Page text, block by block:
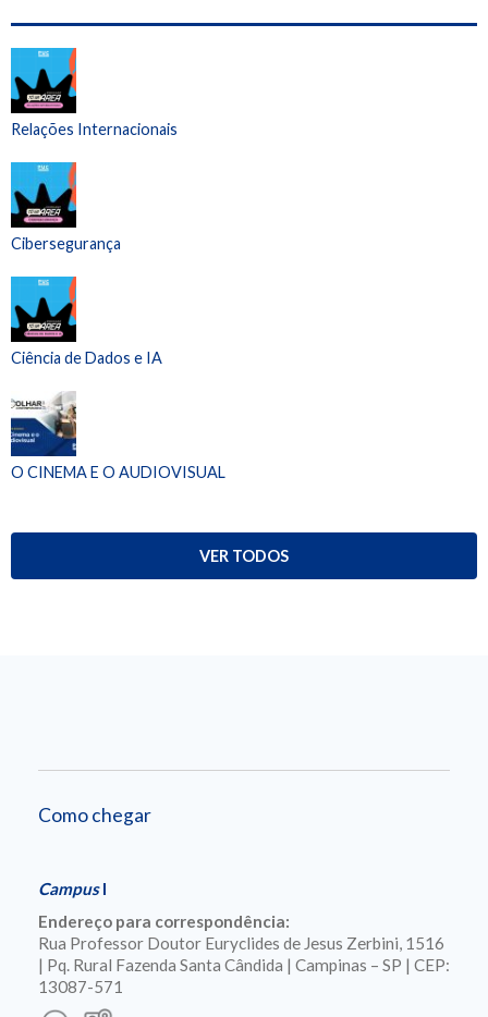
Relações Internacionais
Cibersegurança
Ciência de Dados e IA
O CINEMA E O AUDIOVISUAL
VER TODOS
Como chegar
CampusI
Endereço para correspondência:
Rua Professor Doutor Euryclides de Jesus Zerbini, 1516
| Pq. Rural Fazenda Santa Cândida | Campinas – SP | CEP:
13087-571